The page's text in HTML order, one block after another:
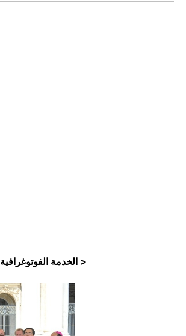
الخدمة الفوتوغرافية للكرسي الرسولي >